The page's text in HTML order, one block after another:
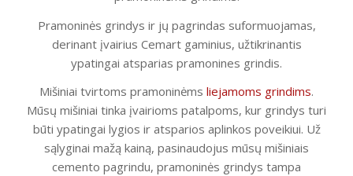
Pramoninės grindys ir jų pagrindas suformuojamas,
derinant įvairius Cemart gaminius, užtikrinantis
ypatingai atsparias pramonines grindis.
Mišiniai tvirtoms pramoninėms liejamoms grindims.
Mūsų mišiniai tinka įvairioms patalpoms, kur grindys turi
būti ypatingai lygios ir atsparios aplinkos poveikiui. Už
sąlyginai mažą kainą, pasinaudojus mūsų mišiniais
cemento pagrindu, pramoninės grindys tampa